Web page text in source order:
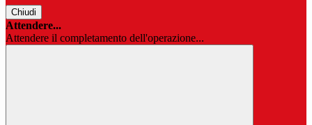
Chiudi
Attendere...
Attendere il completamento dell'operazione...